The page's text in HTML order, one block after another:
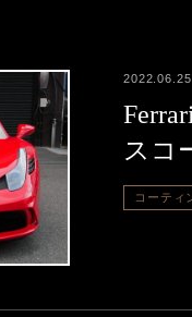
2022.06.25
スコ
コーティ